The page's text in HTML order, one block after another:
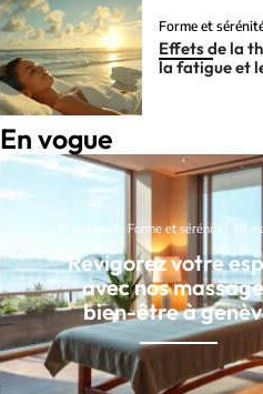
Forme et
Effets de la
la fatigue et
En vogue
11 min read Forme et sérénité 30
Revigorez votre
avec nos
bien-être à